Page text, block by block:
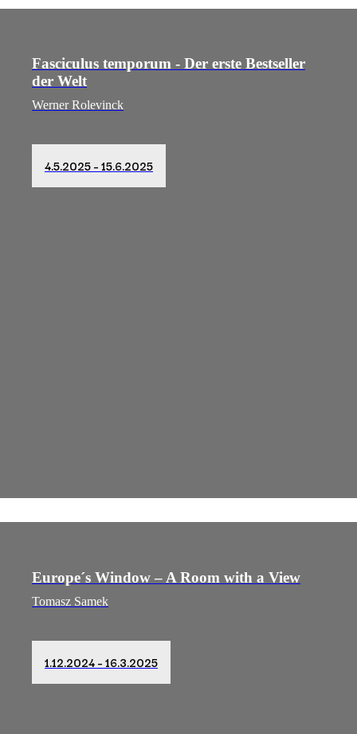
Fasciculus temporum - Der erste Bestseller
der Welt
Werner Rolevinck
4.5.2025 – 15.6.2025
Europe´s Window – A Room with a View
Tomasz Samek
1.12.2024 – 16.3.2025